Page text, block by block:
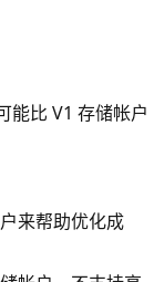
能比 V1 存储帐户
来帮助优化成